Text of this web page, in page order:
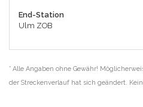
End-Station
Ulm ZOB
* Alle Angaben ohne Gewähr!
der Streckenverlauf hat sich geändert.